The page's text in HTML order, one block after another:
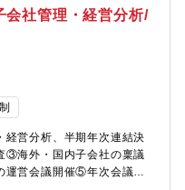
の主担当候補としての実務
実務を担当。中期的に：主
育成にも関与将来的に：
して組織運営を担うキャ
料から製品まで一貫した監
監査・規制対応の実務経
冷凍）における品質保証の
ンのやりがい・社会的責任
ポジション・品質保証の
会社管理・経営分析/
営分析、半期年次連結決
③海外・国内子会社の稟議
運営会議開催⑤年次会議ス